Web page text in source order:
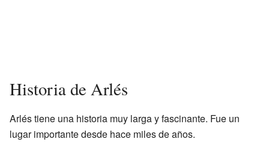
Historia de Arlés
Arlés tiene una historia muy larga y fascinante. Fue un
lugar importante desde hace miles de años.